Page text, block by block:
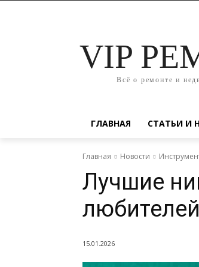
VIP
Всё о ремонте и
ГЛАВНАЯ СТАТЬИ И
Главная Новости
Лучшие
любителей
15.01.2026